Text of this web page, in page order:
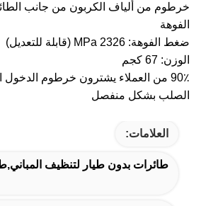
خرطوم من ألياف الكربون من جانب
الفوهة
ضغط الفوهة: 2326 MPa (قابلة للتعديل)
الوزن: 67 كجم
90٪ من العملاء يشترون خرطوم الدخول
الصلب بشكل منفصل
العلامات:
طائرات بدون طيار لتنظيف